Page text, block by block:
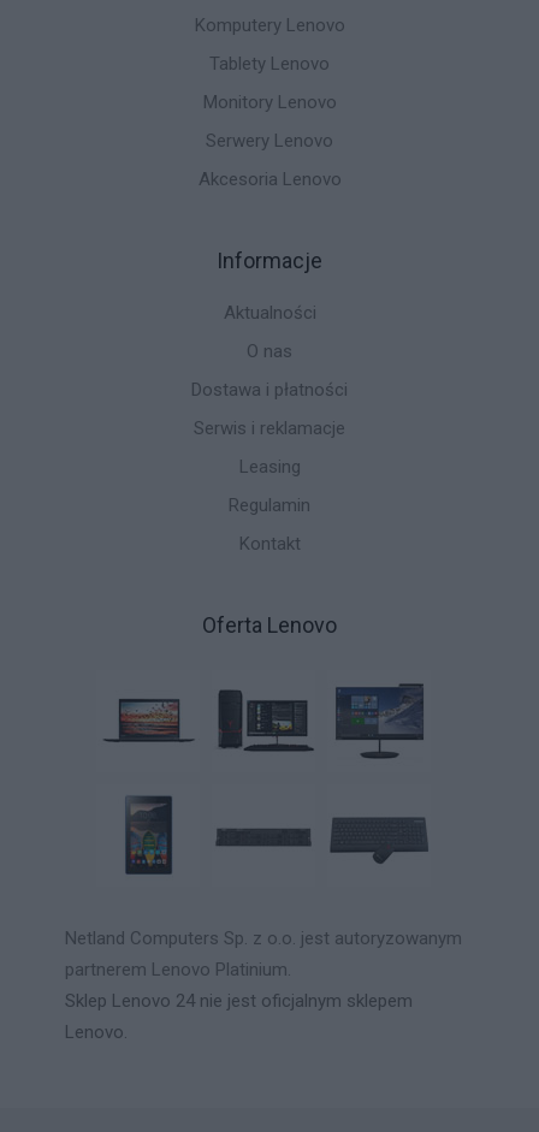
Komputery Lenovo
Tablety Lenovo
Monitory Lenovo
Serwery Lenovo
Akcesoria Lenovo
Informacje
Aktualności
O nas
Dostawa i płatności
Serwis i reklamacje
Leasing
Regulamin
Kontakt
Oferta Lenovo
Netland Computers Sp. z o.o. jest autoryzowanym
partnerem Lenovo Platinium.
Sklep Lenovo 24 nie jest oficjalnym sklepem
Lenovo.